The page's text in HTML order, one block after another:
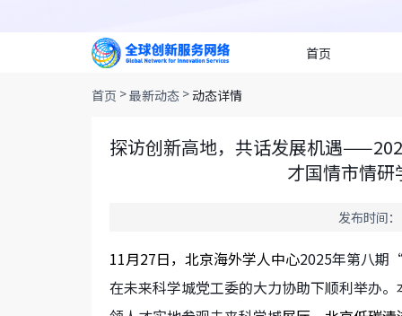
首页
首页 >最新动态>动态详情
探访创新高地，共话发展机遇
才国情市情
发布时间
11月27日，北京海外学人中心2025年第八期
在未来科学城党工委的大力协助下顺利举办。